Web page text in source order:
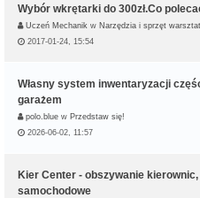
Wybór wkrętarki do 300zł.Co
Uczeń Mechanik w Narzędzia i sprzęt
2017-01-24, 15:54
Własny system inwentaryzacji
garażem
polo.blue w Przedstaw się!
2026-06-02, 11:57
Kier Center - obszywanie
samochodowe